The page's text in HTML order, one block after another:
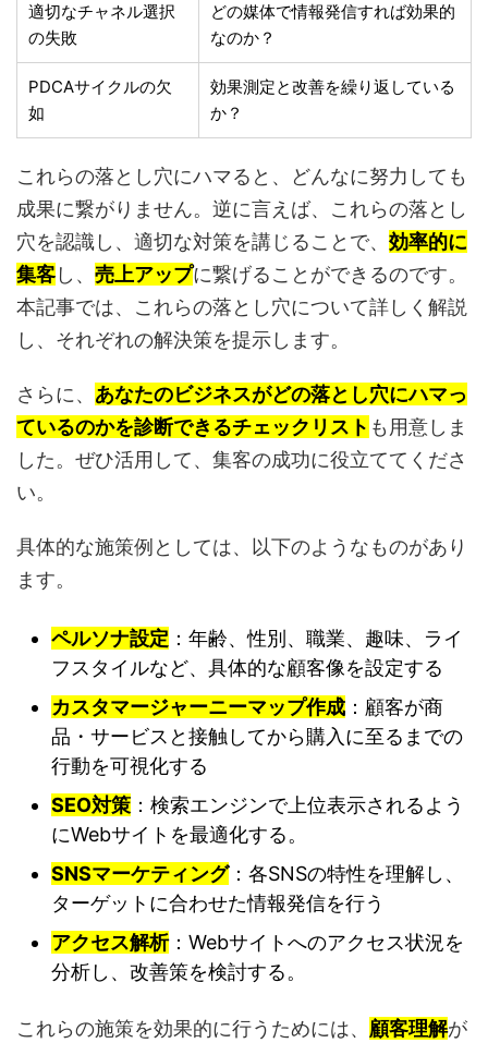
適切なチャネル選択
の失敗
どの媒体で情報発信すれば効果的
なのか？
PDCAサイクルの欠
如
効果測定と改善を繰り返している
か？
これらの落とし穴にハマると、どんなに努力しても
成果に繋がりません。逆に言えば、これらの落とし
穴を認識し、適切な対策を講じることで、 効率的に
集客し、 売上アップに繋げることができるのです。
本記事では、これらの落とし穴について詳しく解説
し、それぞれの解決策を提示します。
さらに、 あなたのビジネスがどの落とし穴にハマっ
ているのかを診断できるチェックリスト も用意しま
した。ぜひ活用して、集客の成功に役立ててくださ
い。
具体的な施策例としては、以下のようなものがあり
ます。
ペルソナ設定 ：年齢、性別、職業、趣味、ライ
フスタイルなど、具体的な顧客像を設定する
カスタマージャーニーマップ作成 ：顧客が商
品・サービスと接触してから購入に至るまでの
行動を可視化する
SEO対策 ：検索エンジンで上位表示されるよう
にWebサイトを最適化する。
SNSマーケティング：各SNSの特性を理解し、
ターゲットに合わせた情報発信を行う
アクセス解析：Webサイトへのアクセス状況を
分析し、改善策を検討する。
これらの施策を効果的に行うためには、 顧客理解が